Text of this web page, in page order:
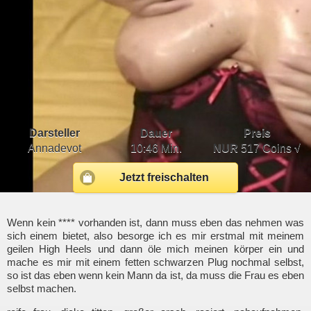
Darsteller Dauer
Preis
Annadevot
10:46 Min. NUR 517 Coins √
Jetzt freischalten
Wenn kein **** vorhanden ist, dann muss eben das nehmen was
sich einem bietet, also besorge ich es mir erstmal mit meinem
geilen High Heels und dann öle mich meinen körper ein und
mache es mir mit einem fetten schwarzen Plug nochmal selbst,
so ist das eben wenn kein Mann da ist, da muss die Frau es eben
selbst machen.